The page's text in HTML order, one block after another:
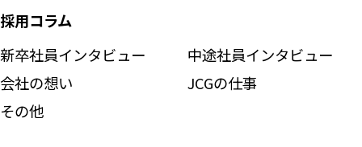
採用コラム
新卒社員インタビュー
中途社員インタビュー
会社の想い
JCGの仕事
その他